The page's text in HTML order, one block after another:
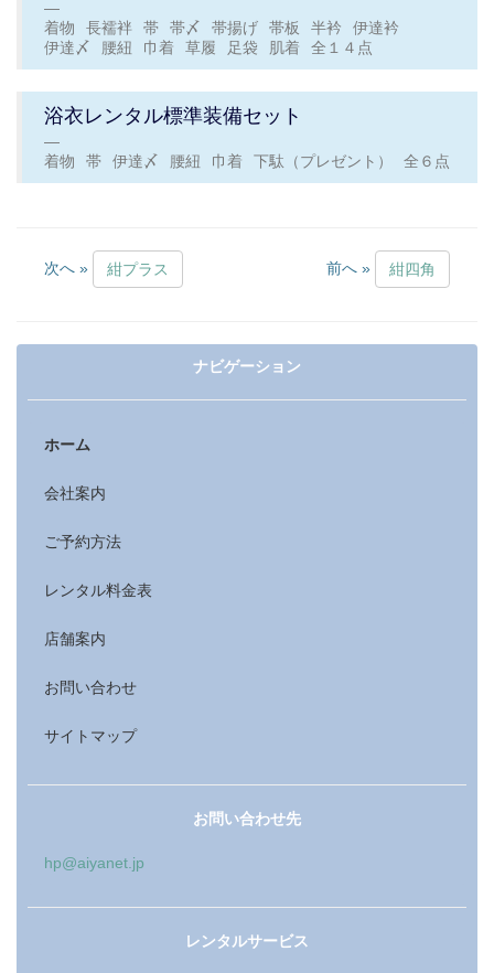
着物 長襦袢 帯 帯〆 帯揚げ 帯板 半衿
伊達衿
伊達〆
腰紐 巾着 草履 足袋 肌着 全１４点
浴衣レンタル標準装備セット
着物 帯 伊達〆 腰紐 巾着 下駄（プレゼント） 全６点
次へ » 紺プラス 前へ » 紺四角
ナビゲーション
ホーム
会社案内
ご予約方法
レンタル料金表
店舗案内
お問い合わせ
サイトマップ
お問い合わせ先
hp@aiyanet.jp
レンタルサービス